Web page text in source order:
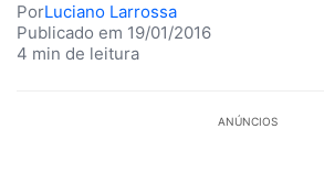
PorLuciano Larrossa
Publicado em 19/01/2016
4 min de leitura
ANÚNCIOS